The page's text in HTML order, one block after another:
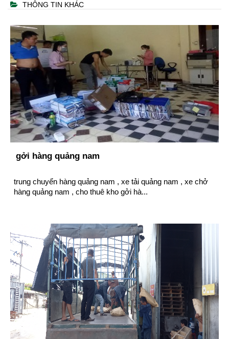
THÔNG TIN KHÁC
gởi hàng quảng nam
trung chuyển hàng quảng nam , xe tải quảng nam , xe chở
hàng quảng nam , cho thuê kho gởi hà...